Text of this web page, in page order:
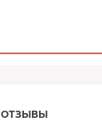
ОТЗЫВЫ